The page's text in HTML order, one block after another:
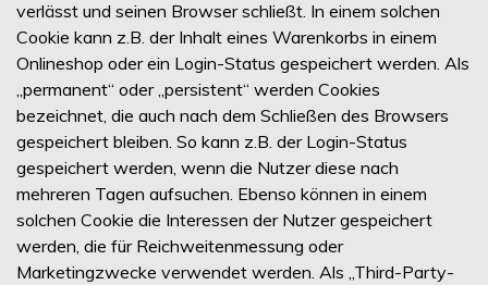
verlässt und seinen Browser schließt. In einem solchen
Cookie kann z.B. der Inhalt eines Warenkorbs in einem
Onlineshop oder ein Login-Status gespeichert werden. Als
„permanent“ oder „persistent“ werden Cookies
bezeichnet, die auch nach dem Schließen des Browsers
gespeichert bleiben. So kann z.B. der Login-Status
gespeichert werden, wenn die Nutzer diese nach
mehreren Tagen aufsuchen. Ebenso können in einem
solchen Cookie die Interessen der Nutzer gespeichert
werden, die für Reichweitenmessung oder
Marketingzwecke verwendet werden. Als „Third-Party-